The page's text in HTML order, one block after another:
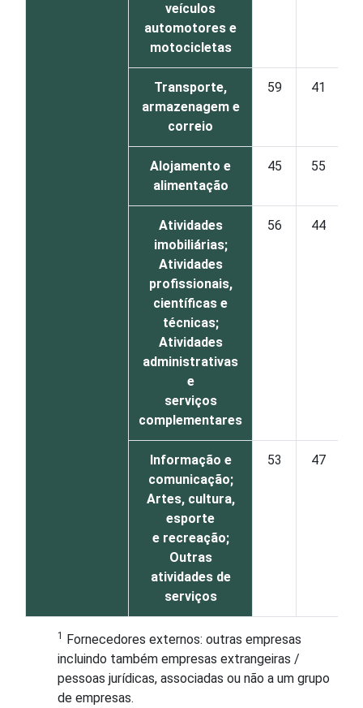
veículos
automotores e
motocicletas
Transporte,
armazenagem e
correio
59 41
Alojamento e
alimentação
45 55
Atividades
imobiliárias;
Atividades
profissionais,
científicas e
técnicas;
Atividades
administrativas
e
serviços
complementares
56 44
Informação e
comunicação;
Artes, cultura,
esporte
e recreação;
Outras
atividades de
serviços
53 47
1 Fornecedores externos: outras empresas
incluindo também empresas extrangeiras /
pessoas jurídicas, associadas ou não a um grupo
de empresas.